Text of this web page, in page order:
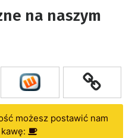
na naszym
możesz postawić nam